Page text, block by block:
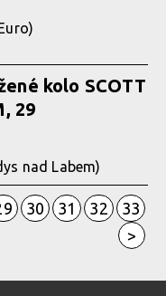
kolo SCOTT
29
nad Labem)
30 31 32
33
>